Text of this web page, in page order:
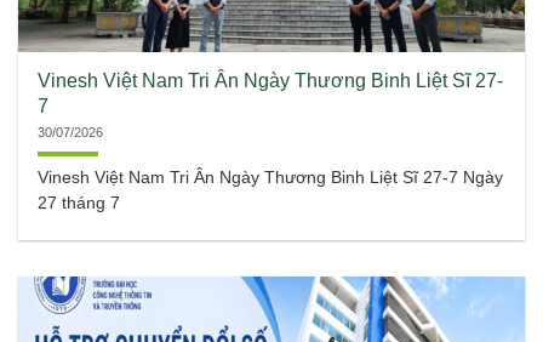
Vinesh Việt Nam Tri Ân Ngày Thương Binh Liệt Sĩ 27-
7
30/07/2026
Vinesh Việt Nam Tri Ân Ngày Thương Binh Liệt Sĩ 27-7 Ngày
27 tháng 7